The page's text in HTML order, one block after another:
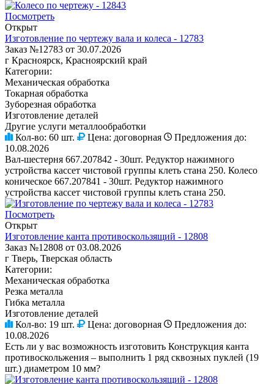
Посмотреть
Открыт
Изготовление по чертежу вала и колеса - 12783
Заказ №12783 от 30.07.2026
г Красноярск, Красноярский край
Категории:
Механическая обработка
Токарная обработка
Зуборезная обработка
Изготовление деталей
Другие услуги металлообработки
Кол-во: 60 шт. Цена: договорная
Предложения до:
10.08.2026
Вал-шестерня 667.207842 - 30шт. Редуктор нажимного
устройства кассет чистовой группы клеть стана 250. Колесо
коническое 667.207841 - 30шт. Редуктор нажимного
устройства кассет чистовой группы клеть стана 250.
Посмотреть
Открыт
Изготовление канта противоскользящий - 12808
Заказ №12808 от 03.08.2026
г Тверь, Тверская область
Категории:
Механическая обработка
Резка металла
Гибка металла
Изготовление деталей
Кол-во: 19 шт. Цена: договорная
Предложения до:
10.08.2026
Есть ли у вас возможность изготовить Конструкция канта
противоскольжения – выполнить 1 ряд сквозных пуклей (19
шт.) диаметром 10 мм?